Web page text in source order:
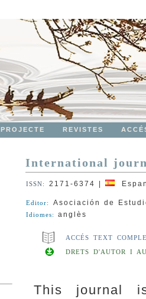
PROJECTE REVISTES
International
ISSN: 2171-6374
Editor: Asociación de
Idiomes: anglès
ACCÉS TEXT
DRETS D'AUTOR I
This journal